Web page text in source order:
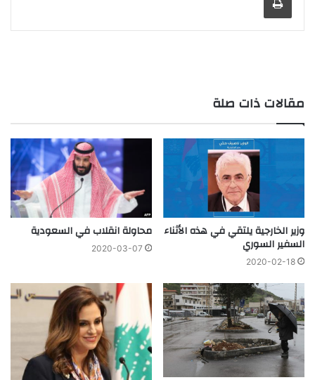
مقالات ذات صلة
وزير الخارجية يلتقي في هذه الأثناء
السفير السوري
2020-02-18
محاولة انقلاب في السعودية
2020-03-07